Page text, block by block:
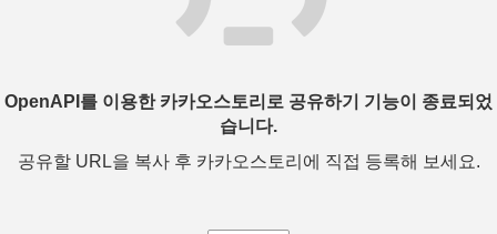
OpenAPI를 이용한 카카오스토리로 공유하기 기능이 종료되었
습니다.
공유할 URL을 복사 후 카카오스토리에 직접 등록해 보세요.